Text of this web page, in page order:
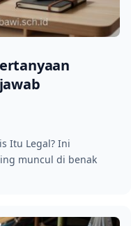
Itu Legal? Ini
muncul di benak